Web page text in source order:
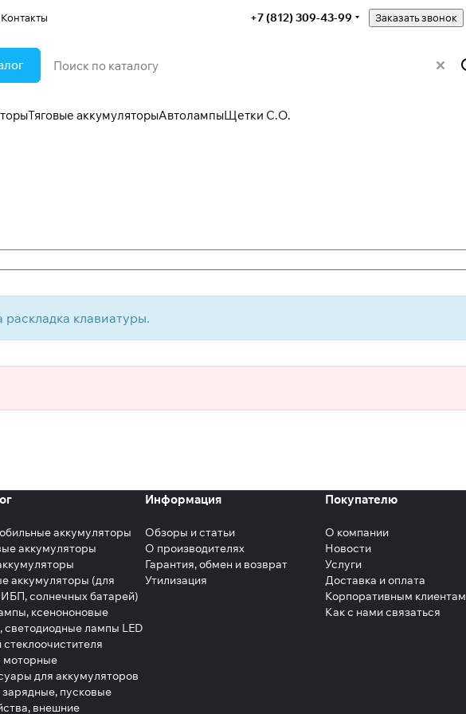
Контакты +7 (812) 309-43-99 Заказать звонок
Тяговые аккумуляторыАвтолампыЩетки С.О.
раскладка клавиатуры.
аккумуляторы
аккумуляторы
аккумуляторы (для
ИБП, солнечных батарей)
ксенононовые
светодиодные лампы LED
моторные
для аккумуляторов
пусковые
внешние
Информация
Обзоры и статьи
О производителях
Гарантия, обмен и возврат
Утилизация
Покупателю
О компании
Новости
Услуги
Доставка и оплата
Корпоративным клиентам
Как с нами связаться